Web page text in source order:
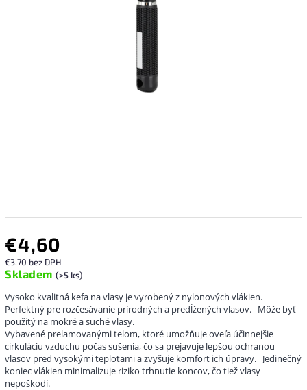
€4,60
€3,70 bez DPH
Skladem (>5 ks)
Vysoko kvalitná kefa na vlasy je vyrobený z nylonových vlákien.
Perfektný pre rozčesávanie prírodných a predĺžených vlasov. Môže byť
použitý na mokré a suché vlasy.
Vybavené prelamovanými telom, ktoré umožňuje oveľa účinnejšie
cirkuláciu vzduchu počas sušenia, čo sa prejavuje lepšou ochranou
vlasov pred vysokými teplotami a zvyšuje komfort ich úpravy. Jedinečný
koniec vlákien minimalizuje riziko trhnutie koncov, čo tiež vlasy
nepoškodí.